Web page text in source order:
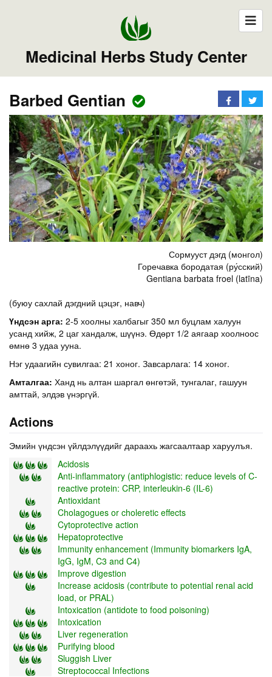
Medicinal Herbs Study Center
Barbed Gentian
Сормууст дэгд (монгол)
Горечавка бородатая (ру́сский)
Gentiana barbata froel (latīna)
(буюу сахлай дэгдний цэцэг, навч)
Үндсэн арга: 2-5 хоолны халбагыг 350 мл буцлам халуун
усанд хийж, 2 цаг хандалж, шүүнэ. Өдөрт 1/2 аягаар хоолноос
өмнө 3 удаа ууна.
Нэг удаагийн сувилгаа: 21 хоног. Завсарлага: 14 хоног.
Амталгаа: Ханд нь алтан шаргал өнгөтэй, тунгалаг, гашуун
амттай, элдэв үнэргүй.
Actions
Эмийн үндсэн үйлдэлүүдийг дараахь жагсаалтаар харуулъя.
Acidosis
Anti-inflammatory (antiphlogistic: reduce levels of C-
reactive protein: CRP, interleukin-6 (IL-6)
Antioxidant
Cholagogues or choleretic effects
Cytoprotective action
Hepatoprotective
Immunity enhancement (Immunity biomarkers IgA,
IgG, IgM, C3 and C4)
Improve digestion
Increase acidosis (contribute to potential renal acid
load, or PRAL)
Intoxication (antidote to food poisoning)
Intoxication
Liver regeneration
Purifying blood
Sluggish Liver
Streptococcal Infections